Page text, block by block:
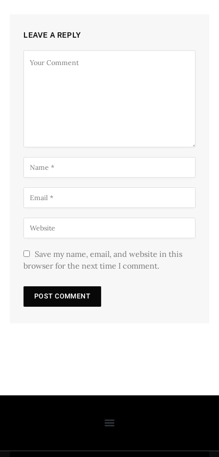
LEAVE A REPLY
Save my name, email, and website in this
browser for the next time I comment.